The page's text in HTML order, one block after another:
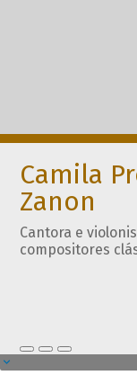
Camila
Zanon
Cantora e
compositores